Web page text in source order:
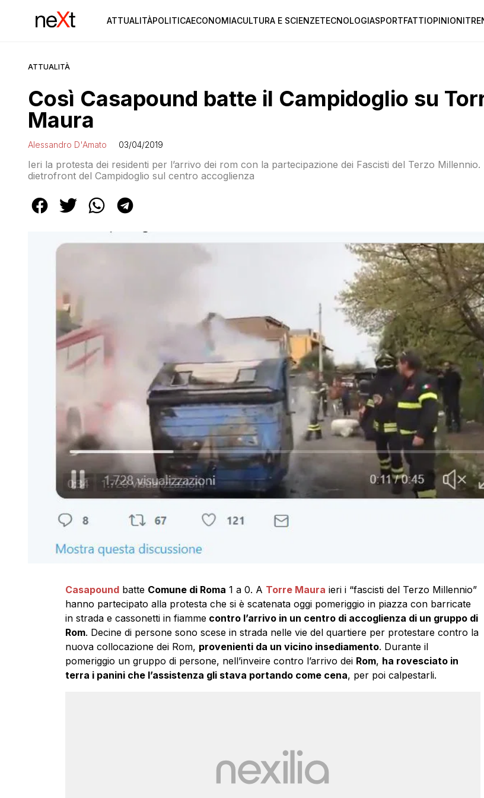
ATTUALITÀPOLITICAECONOMIACULTURA E SCIENZETECNOLOGIASPORTFATTIOPINIONI
ATTUALITÀ
Così Casapound batte il Campidoglio su
Maura
Alessandro D'Amato 03/04/2019
Ieri la protesta dei residenti per l’arrivo dei rom con la partecipazione dei Fascisti del Terzo Millennio.
dietrofront del Campidoglio sul centro accoglienza
Casapound batte Comune di Roma 1 a 0. A Torre Maura ieri i “fascisti del Terzo Millennio”
hanno partecipato alla protesta che si è scatenata oggi pomeriggio in piazza con barricate
in strada e cassonetti in fiammecontro l’arrivo in un centro di accoglienza di un gruppo di
Rom. Decine di persone sono scese in strada nelle vie del quartiere per protestare contro la
nuova collocazione dei Rom, provenienti da un vicino insediamento. Durante il
pomeriggio un gruppo di persone, nell’inveire contro l’arrivo dei Rom, ha rovesciato in
terra i panini che l’assistenza gli stava portando come cena, per poi calpestarli.